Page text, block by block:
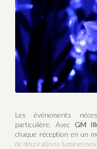
Les événements
particulière. Avec GM
chaque réception en un
de décorations